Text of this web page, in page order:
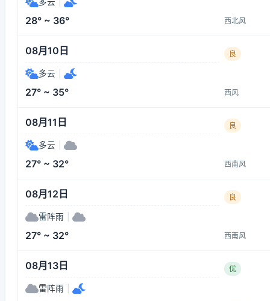
28° ~ 36° 西北风
08月10日 良
多云
27° ~ 35° 西风
08月11日 良
多云
27° ~ 32° 西南风
08月12日 良
雷阵雨
27° ~ 32° 西南风
08月13日 优
雷阵雨